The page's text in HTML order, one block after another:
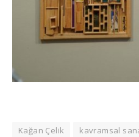
Kağan Çelik kavramsal